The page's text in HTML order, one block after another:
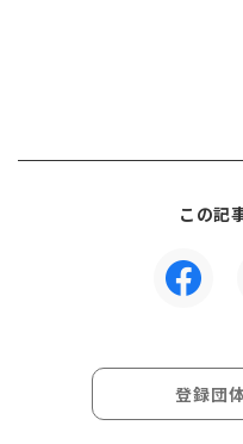
この記
登録団